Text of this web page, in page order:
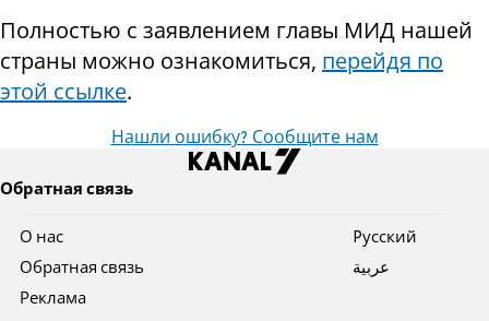
Полностью с заявлением главы МИД нашей
страны можно ознакомиться, перейдя по
этой ссылке.
Нашли ошибку? Сообщите нам
Обратная связь
О нас
Обратная связь
Реклама
Pусский
عربية